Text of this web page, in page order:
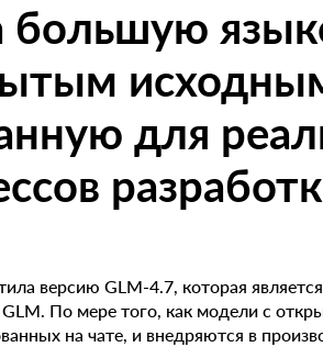
большую
для
версию GLM-4.7, которая
По мере того, как модели с
на чате, и внедряются в